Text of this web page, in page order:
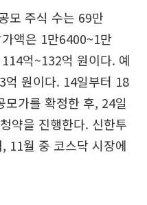
모 주식 수는 69만
액은 1만6400~1만
억~132억 원이다. 예
억 원이다. 14일부터 18
모가를 확정한 후, 24일
약을 진행한다. 신한투
11월 중 코스닥 시장에